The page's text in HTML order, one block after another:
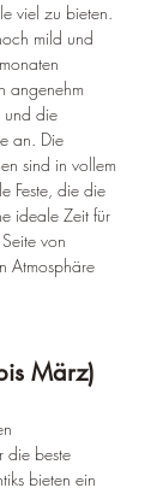
viel zu bieten.
mild und
angenehm
und die
an. Die
sind in vollem
Feste, die die
ideale Zeit für
von
Atmosphäre
März)
die beste
bieten ein